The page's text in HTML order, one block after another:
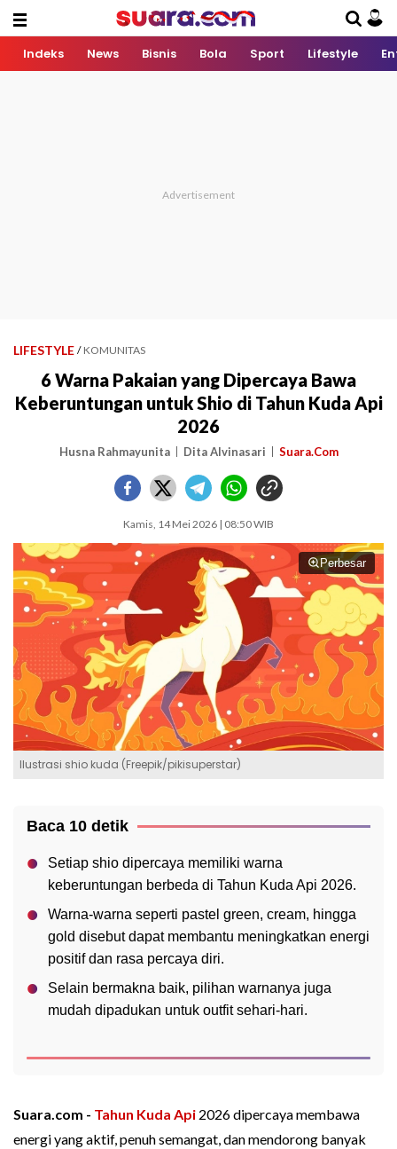
Indeks News Bisnis Bola Sport Lifestyle
LIFESTYLE / KOMUNITAS
6 Warna Pakaian yang Dipercaya Bawa
Keberuntungan untuk Shio di Tahun Kuda Api
2026
Husna Rahmayunita Dita Alvinasari Suara.Com
Kamis, 14 Mei 2026 | 08:50 WIB
Perbesar
Ilustrasi shio kuda (Freepik/pikisuperstar)
Baca 10 detik
Setiap shio dipercaya memiliki warna
keberuntungan berbeda di Tahun Kuda Api 2026.
Warna-warna seperti pastel green, cream, hingga
gold disebut dapat membantu meningkatkan energi
positif dan rasa percaya diri.
Selain bermakna baik, pilihan warnanya juga
mudah dipadukan untuk outfit sehari-hari.
Suara.com - Tahun Kuda Api 2026 dipercaya membawa
energi yang aktif, penuh semangat, dan mendorong banyak